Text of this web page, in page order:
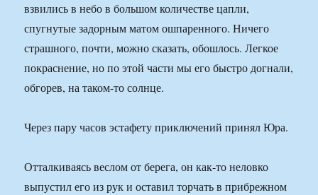
взвились в небо в большом количестве цапли,
спугнутые задорным матом ошпаренного. Ничего
страшного, почти, можно сказать, обошлось. Легкое
покраснение, но по этой части мы его быстро догнали,
обгорев, на таком-то солнце.
Через пару часов эстафету приключений принял Юра.
Отталкиваясь веслом от берега, он как-то неловко
выпустил его из рук и оставил торчать в прибрежном